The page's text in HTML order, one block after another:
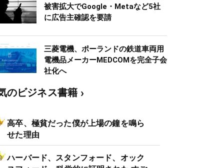
被害拡大でGoogle・Metaなど5社
に広告主確認を要請
三菱電機、ポーランドの鉄道車両用
電機品メーカーMEDCOMを完全子会
社化へ
のビジネス書籍
高卒、極貧だった僕が上場の鐘を鳴ら
せた理由
ハーバード、スタンフォード、オック